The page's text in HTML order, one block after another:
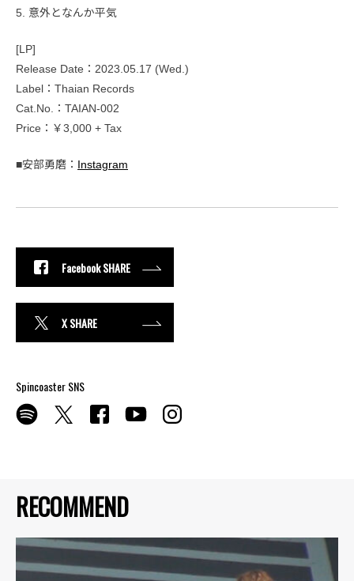
RECOMMEND
5. 意外となんか平気
[LP]
Release Date：2023.05.17 (Wed.)
Label：Thaian Records
Cat.No.：TAIAN-002
Price：￥3,000 + Tax
■安部勇磨： Instagram
Facebook SHARE
X SHARE
Spincoaster SNS